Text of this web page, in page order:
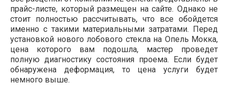
прайс-листе, который размещен на сайте. Однако не
стоит полностью рассчитывать, что все обойдется
именно с такими материальными затратами. Перед
установкой нового лобового стекла на Опель Мокка,
цена которого вам подошла, мастер проведет
полную диагностику состояния проема. Если будет
обнаружена деформация, то цена услуги будет
немного выше.